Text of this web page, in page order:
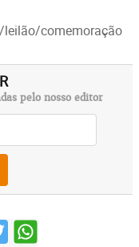
comemoração
pelo nosso editor